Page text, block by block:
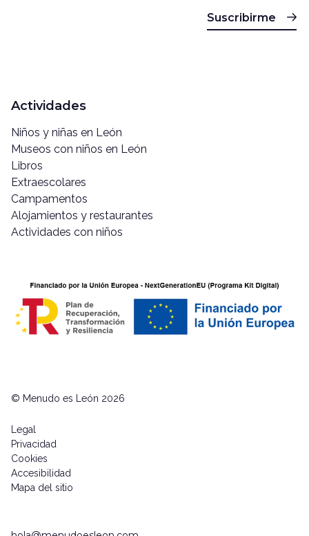
Suscribirme
Actividades
Niños y niñas en León
Museos con niños en León
Libros
Extraescolares
Campamentos
Alojamientos y restaurantes
Actividades con niños
© Menudo es León 2026
Legal
Privacidad
Cookies
Accesibilidad
Mapa del sitio